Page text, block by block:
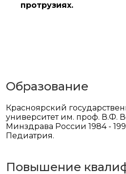
протрузиях.
Образование
Красноярский
университет им. проф. В.Ф.
Минздрава России 1984 -
Педиатрия.
Повышение